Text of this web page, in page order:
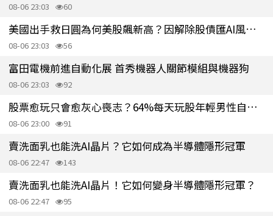
08-06 23:03 60
美國出手救日圓為何美股飆新高？因解除股債匯AI風險連環爆引信
08-06 23:03 56
富田電機前進自動化展 首秀機器人關節模組與機器狗
08-06 23:03 92
股票愈玩只會愈灰心喪志？64%每天玩股年輕男性自認「魯蛇」
08-06 23:00 91
賣洗面乳也能洗AI晶片？它如何成為半導體隱形冠軍
08-06 22:47 143
賣洗面乳也能洗AI晶片！它如何變身半導體隱形冠軍？
08-06 22:47 95